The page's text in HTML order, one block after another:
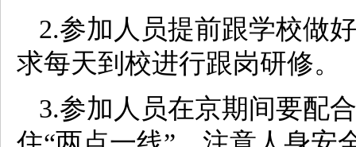
2.参加人员提前跟学校做
求每天到校进行跟岗研修。
3.参加人员在京期间要配